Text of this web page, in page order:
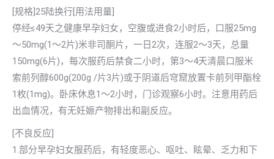
[规格]25陆换行[用法用量]
停经≤49天之健康早孕妇女，空腹或进食2小时后，口服25mg
～50mg(1～2片)米非司酮片，一日2次，连服2～3天，总量
150mg(6片)，每次服药后禁食二小时，第3～4天清晨口服米
索前列醇600g(200g /片3片)或于阴道后穹窟放置卡前列甲酯栓
1枚(1mg)。卧床休息1～2小时，门诊观察6小时。注意用药后
出血情况，有无妊娠产物排出和副反应。
[不良反应]
1.部分早孕妇女服药后，有轻度恶心、呕吐、眩晕、乏力和下